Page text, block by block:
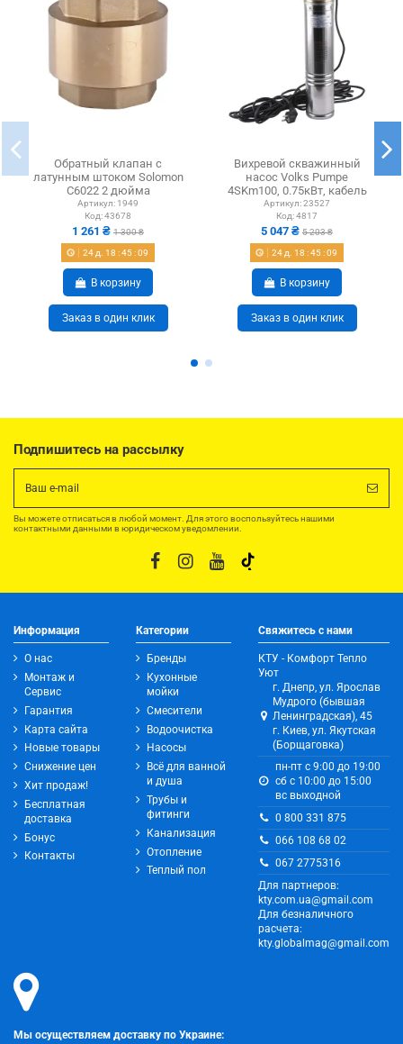
Обратный клапан с
латунным штоком Solomon
C6022 2 дюйма
Артикул: 1949
Код:43678
1 261 ₴ 1 300 ₴
24д. 18 :45:09
В корзину
Заказ в один клик
Вихревой скважинный
насос Volks Pumpe
4SKm100, 0.75кВт, кабель
10 метров, без пульта
Артикул:23527
Код:4817
5 047 ₴ 5 203 ₴
24д. 18 :45:09
В корзину
Заказ в один клик
Подпишитесь на рассылку
Вы можете отписаться в любой момент. Для этого воспользуйтесь нашими
контактными данными в юридическом уведомлении.
Информация
О нас
Монтаж и
Сервис
Гарантия
Карта сайта
Новые товары
Снижение цен
Хит продаж!
Бесплатная
доставка
Бонус
Контакты
Категории
Бренды
Кухонные
мойки
Смесители
Водоочистка
Насосы
Всё для ванной
и душа
Трубы и
фитинги
Канализация
Отопление
Теплый пол
Свяжитесь с нами
КТУ - Комфорт Тепло
Уют
г. Днепр, ул. Ярослав
Мудрого (бывшая
Ленинградская), 45
г. Киев, ул. Якутская
(Борщаговка)
пн-пт с 9:00 до 19:00
сб с 10:00 до 15:00
вс выходной
0 800 331 875
066 108 68 02
067 2775316
Для партнеров:
kty.com.ua@gmail.com
Для безналичного
расчета:
kty.globalmag@gmail.com
Мы осуществляем доставку по Украине: